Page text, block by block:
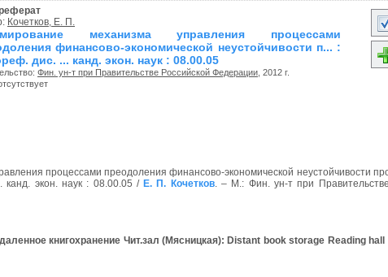
Кочетков, Е. П.
механизма управления процессами
финансово-экономической неустойчивости п... :
дис. ... канд. экон. наук : 08.00.05
Фин. ун-т при Правительстве Российской Федерации , 2012 г.
процессами преодоления финансово-экономической неустойчивости
канд. экон. наук : 08.00.05 / Е. П. Кочетков. – М.: Фин. ун-т при
книгохранение Чит.зал (Мясницкая): Distant book storage Reading